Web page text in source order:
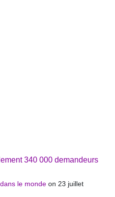
340 000 demandeurs
le mondeon 23 juillet